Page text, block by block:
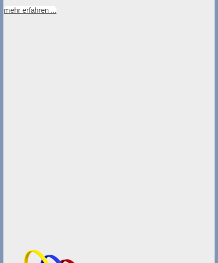
mehr erfahren ...